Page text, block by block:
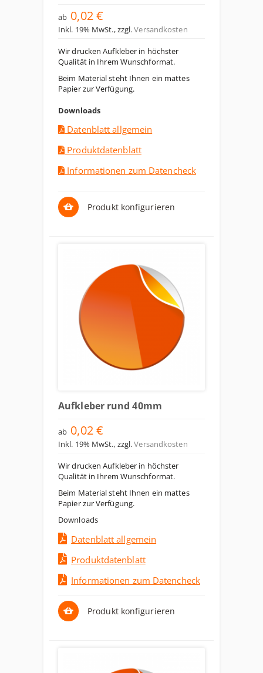
ab 0,02 €
Inkl. 19% MwSt.,zzgl.Versandkosten
Wir drucken Aufkleber in höchster
Qualität in Ihrem Wunschformat.
Beim Material steht Ihnen ein mattes
Papier zur Verfügung.
Downloads
Datenblatt allgemein
Produktdatenblatt
Informationen zum Datencheck
Produkt konfigurieren
Aufkleber rund 40mm
ab 0,02 €
Inkl. 19% MwSt.,zzgl.Versandkosten
Wir drucken Aufkleber in höchster
Qualität in Ihrem Wunschformat.
Beim Material steht Ihnen ein mattes
Papier zur Verfügung.
Downloads
Datenblatt allgemein
Produktdatenblatt
Informationen zum Datencheck
Produkt konfigurieren